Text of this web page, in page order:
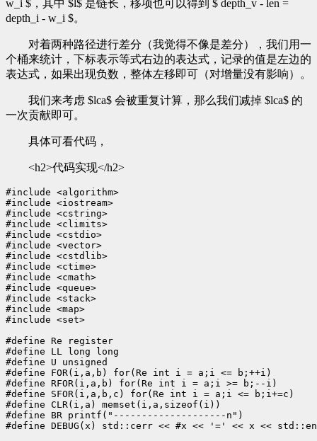
w_i $，其中 $l$ 是链长，移项也可以得到 $ depth_v - len =
depth_i - w_i $。
对着两种路径进行差分（我觉得不像是差分），我们用一
个桶来统计，下标表示等式右边的表达式，记录的值是左边的
表达式，如果出现负数，整体左移即可（对增量没有影响）。
我们来考虑 $lca$ 会被重复计算，那么我们减掉 $lca$ 的
一次贡献即可。
具体可看代码，
<h2>代码实现</h2>
#include <algorithm>
#include <iostream>
#include <cstring>
#include <climits>
#include <cstdio>
#include <vector>
#include <cstdlib>
#include <ctime>
#include <cmath>
#include <queue>
#include <stack>
#include <map>
#include <set>
#define Re register
#define LL long long
#define U unsigned
#define FOR(i,a,b) for(Re int i = a;i <= b;++i)
#define RFOR(i,a,b) for(Re int i = a;i >= b;--i)
#define SFOR(i,a,b,c) for(Re int i = a;i <= b;i+=c)
#define CLR(i,a) memset(i,a,sizeof(i))
#define BR printf("--------------------n")
#define DEBUG(x) std::cerr << #x << '=' << x <<